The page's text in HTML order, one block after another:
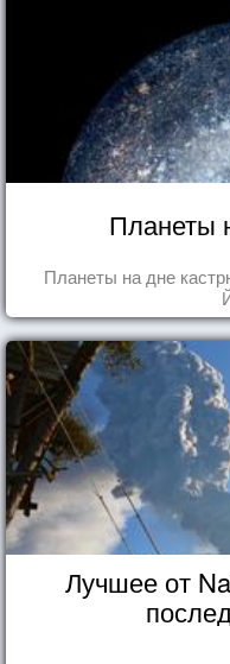
Планеты
Планеты на дне
Лучшее от